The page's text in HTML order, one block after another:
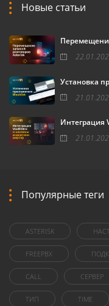
Новые статьи
Установка
Интеграция
Популярные теги
ASTERISK
FREEPBX
CALL СЕРВЕР
ТИП TIME